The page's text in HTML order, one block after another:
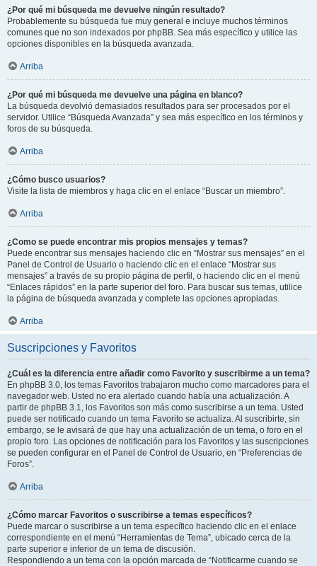
¿Por qué mi búsqueda me devuelve ningún resultado?
Probablemente su búsqueda fue muy general e incluye muchos términos
comunes que no son indexados por phpBB. Sea más específico y utilice las
opciones disponibles en la búsqueda avanzada.
Arriba
¿Por qué mi búsqueda me devuelve una página en blanco?
La búsqueda devolvió demasiados resultados para ser procesados por el
servidor. Utilice “Búsqueda Avanzada” y sea más específico en los términos y
foros de su búsqueda.
Arriba
¿Cómo busco usuarios?
Visite la lista de miembros y haga clic en el enlace “Buscar un miembro”.
Arriba
¿Como se puede encontrar mis propios mensajes y temas?
Puede encontrar sus mensajes haciendo clic en “Mostrar sus mensajes” en el
Panel de Control de Usuario o haciendo clic en el enlace “Mostrar sus
mensajes” a través de su propio página de perfil, o haciendo clic en el menú
“Enlaces rápidos” en la parte superior del foro. Para buscar sus temas, utilice
la página de búsqueda avanzada y complete las opciones apropiadas.
Arriba
Suscripciones y Favoritos
¿Cuál es la diferencia entre añadir como Favorito y suscribirme a un tema?
En phpBB 3.0, los temas Favoritos trabajaron mucho como marcadores para el
navegador web. Usted no era alertado cuando había una actualización. A
partir de phpBB 3.1, los Favoritos son más como suscribirse a un tema. Usted
puede ser notificado cuando un tema Favorito se actualiza. Al suscribirte, sin
embargo, se le avisará de que hay una actualización de un tema, o foro en el
propio foro. Las opciones de notificación para los Favoritos y las suscripciones
se pueden configurar en el Panel de Control de Usuario, en “Preferencias de
Foros”.
Arriba
¿Cómo marcar Favoritos o suscribirse a temas específicos?
Puede marcar o suscribirse a un tema específico haciendo clic en el enlace
correspondiente en el menú “Herramientas de Tema”, ubicado cerca de la
parte superior e inferior de un tema de discusión.
Respondiendo a un tema con la opción marcada de “Notificarme cuando se